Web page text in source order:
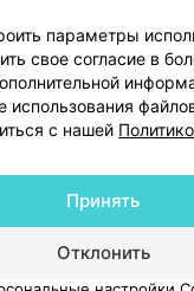
персональных
УНП 191700409
|
поддержки +375
параметры
свое согласие в
использования
с нашей
Отклонить
Принять